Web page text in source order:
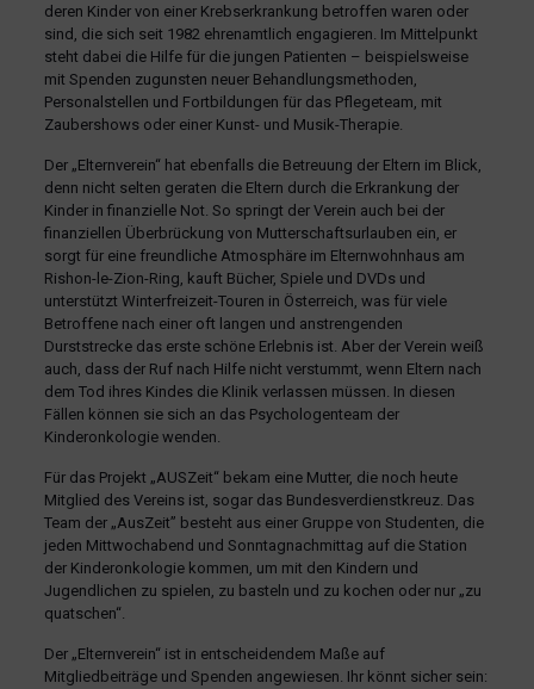
deren Kinder von einer Krebserkrankung betroffen waren oder
sind, die sich seit 1982 ehrenamtlich engagieren. Im Mittelpunkt
steht dabei die Hilfe für die jungen Patienten – beispielsweise
mit Spenden zugunsten neuer Behandlungsmethoden,
Personalstellen und Fortbildungen für das Pflegeteam, mit
Zaubershows oder einer Kunst- und Musik-Therapie.
Der „Elternverein“ hat ebenfalls die Betreuung der Eltern im Blick,
denn nicht selten geraten die Eltern durch die Erkrankung der
Kinder in finanzielle Not. So springt der Verein auch bei der
finanziellen Überbrückung von Mutterschaftsurlauben ein, er
sorgt für eine freundliche Atmosphäre im Elternwohnhaus am
Rishon-le-Zion-Ring, kauft Bücher, Spiele und DVDs und
unterstützt Winterfreizeit-Touren in Österreich, was für viele
Betroffene nach einer oft langen und anstrengenden
Durststrecke das erste schöne Erlebnis ist. Aber der Verein weiß
auch, dass der Ruf nach Hilfe nicht verstummt, wenn Eltern nach
dem Tod ihres Kindes die Klinik verlassen müssen. In diesen
Fällen können sie sich an das Psychologenteam der
Kinderonkologie wenden.
Für das Projekt „AUSZeit“ bekam eine Mutter, die noch heute
Mitglied des Vereins ist, sogar das Bundesverdienstkreuz. Das
Team der „AusZeit” besteht aus einer Gruppe von Studenten, die
jeden Mittwochabend und Sonntagnachmittag auf die Station
der Kinderonkologie kommen, um mit den Kindern und
Jugendlichen zu spielen, zu basteln und zu kochen oder nur „zu
quatschen“.
Der „Elternverein“ ist in entscheidendem Maße auf
Mitgliedbeiträge und Spenden angewiesen. Ihr könnt sicher sein: